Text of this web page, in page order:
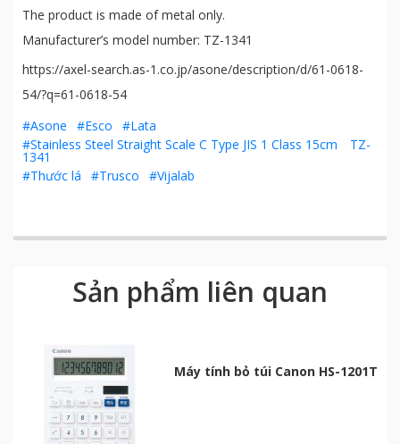
The product is made of metal only.
Manufacturer’s model number: TZ-1341
https://axel-search.as-1.co.jp/asone/description/d/61-0618-
54/?q=61-0618-54
#Asone
#Esco
#Lata
#Stainless Steel Straight Scale C Type JIS 1 Class 15cm TZ-
1341
#Thước lá
#Trusco #Vijalab
Sản phẩm liên quan
Máy tính bỏ túi Canon HS-1201T